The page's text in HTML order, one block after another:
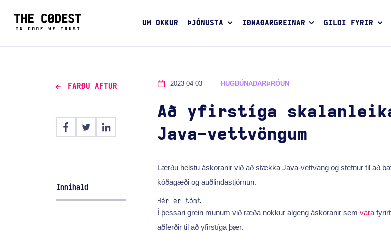
UM OKKUR ÞJÓNUSTA IÐNAÐARGREINAR GILDI FYRIR
FARÐU AFTUR
Innihald
2023-04-03 HUGBÚNAÐARÞRÓUN
Að yfirstíga
Java-vettvöngum
Lærðu helstu áskoranir við að stækka Java-vettvang og stefnur til að
kóðagæði og auðlindastjórnun.
Hér er tómt.
Í þessari grein munum við ræða nokkur algeng áskoranir sem vara
aðferðir til að yfirstíga þær.